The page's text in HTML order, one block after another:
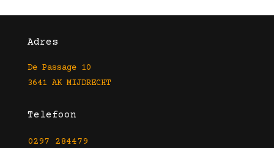
Adres
De Passage 10
3641 AK MIJDRECHT
Telefoon
0297 284479